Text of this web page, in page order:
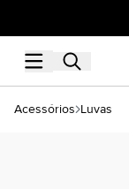
Acessórios Luvas